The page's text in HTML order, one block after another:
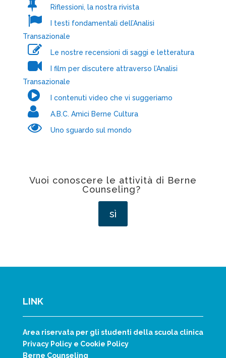
Riflessioni, la nostra rivista
I testi fondamentali dell’Analisi
Transazionale
Le nostre recensioni di saggi e letteratura
I film per discutere attraverso l’Analisi
Transazionale
I contenuti video che vi suggeriamo
A.B.C. Amici Berne Cultura
Uno sguardo sul mondo
Vuoi conoscere le attività di Berne
Counseling?
sì
LINK
Area riservata per gli studenti della scuola clinica
Privacy Policy e Cookie Policy
Berne Counseling